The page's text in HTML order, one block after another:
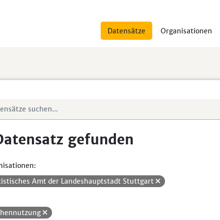
Datensätze Organisationen
gefunden
Amt der Landeshauptstadt Stuttgart